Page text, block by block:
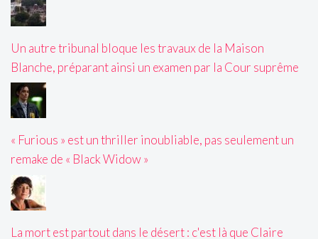
Un autre tribunal bloque les travaux de la Maison
Blanche, préparant ainsi un examen par la Cour suprême
« Furious » est un thriller inoubliable, pas seulement un
remake de « Black Widow »
La mort est partout dans le désert : c'est là que Claire